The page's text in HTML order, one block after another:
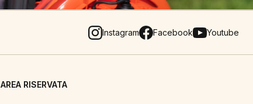
Instagram Facebook Youtube
AREA RISERVATA